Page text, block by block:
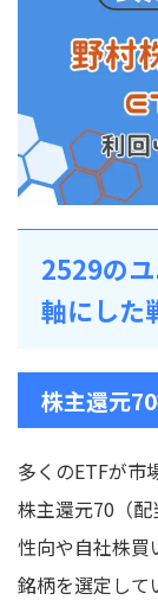
2529の
軸にした
株主還元
多くのETFが市
株主還元70（
性向や自社株買
銘柄を選定して